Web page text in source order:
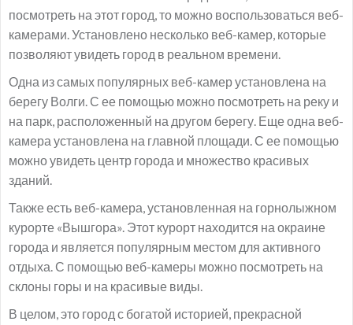
посмотреть на этот город, то можно воспользоваться веб-
камерами. Установлено несколько веб-камер, которые
позволяют увидеть город в реальном времени.
Одна из самых популярных веб-камер установлена на
берегу Волги. С ее помощью можно посмотреть на реку и
на парк, расположенный на другом берегу. Еще одна веб-
камера установлена на главной площади. С ее помощью
можно увидеть центр города и множество красивых
зданий.
Также есть веб-камера, установленная на горнолыжном
курорте «Вышгора». Этот курорт находится на окраине
города и является популярным местом для активного
отдыха. С помощью веб-камеры можно посмотреть на
склоны горы и на красивые виды.
В целом, это город с богатой историей, прекрасной